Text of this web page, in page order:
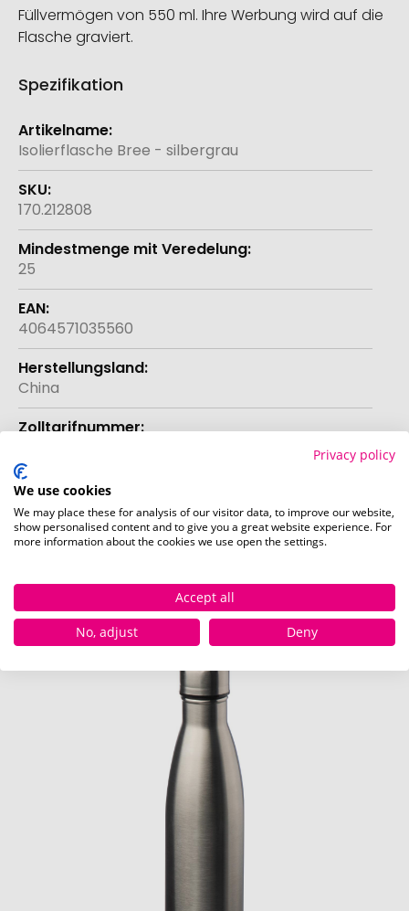
Füllvermögen von 550 ml. Ihre Werbung wird auf die
Flasche graviert.
Spezifikation
Weitere
Informationen
Isolierflasche Bree - silbergrau
170.212808
25
4064571035560
China
Die bei diesem Produkt bedruckbaren Positionen
sind in den Bildern exemplarisch dargestellt.
Privacy policy
We use cookies
We may place these for analysis of our visitor data, to improve our website,
show personalised content and to give you a great website experience. For
more information about the cookies we use open the settings.
Accept all
No, adjust
Deny